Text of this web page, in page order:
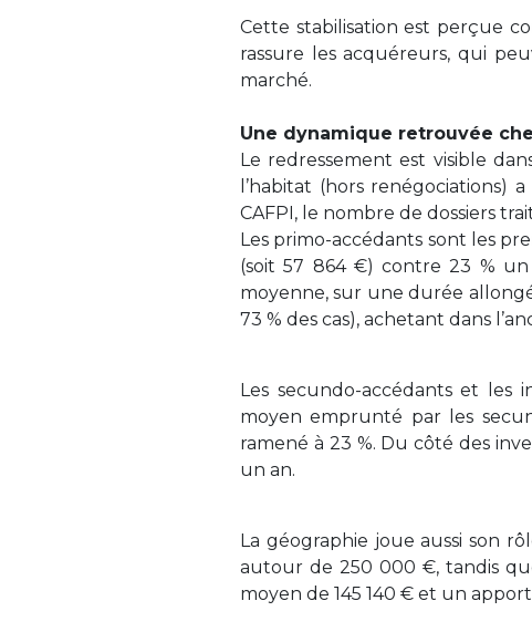
Cette stabilisation est perçue
rassure les acquéreurs, qui
marché.
Une dynamique retrouvée
Le redressement est visible
l’habitat (hors renégociations)
CAFPI, le nombre de dossiers
Les primo-accédants sont les
(soit 57 864 €) contre 23 %
moyenne, sur une durée
73 % des cas), achetant dans
Les secundo-accédants et les
moyen emprunté par les
ramené à 23 %. Du côté des
un an.
La géographie joue aussi son
autour de 250 000 €, tandis
moyen de 145 140 € et un apport